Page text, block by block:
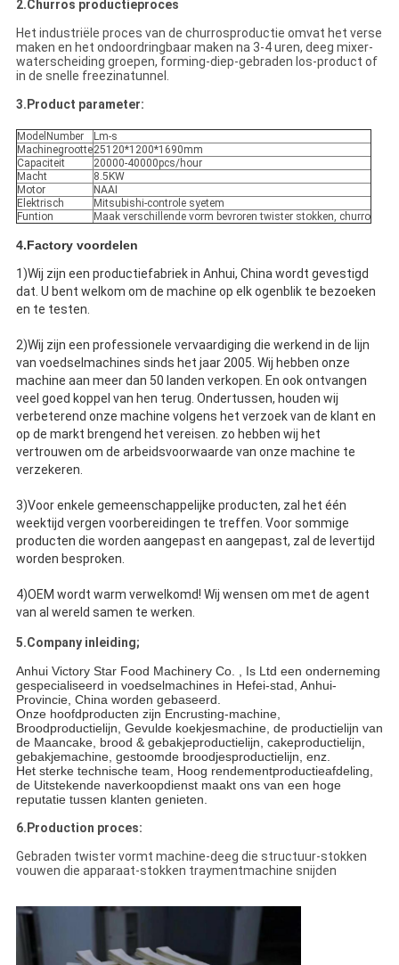
2.Churros productieproces
Het industriële proces van de churrosproductie omvat het verse
maken en het ondoordringbaar maken na 3-4 uren, deeg mixer-
waterscheiding groepen, forming-diep-gebraden los-product of
in de snelle freezinatunnel.
3.Product parameter:
ModelNumber
Lm-s
Machinegrootte25120*1200*1690mm
Capaciteit
20000-40000pcs/hour
Macht
8.5KW
Motor
NAAI
Elektrisch
Mitsubishi-controle syetem
Funtion
Maak verschillende vorm bevroren twister stokken, churro
4.Factory voordelen
1)Wij zijn een productiefabriek in Anhui, China wordt gevestigd
dat. U bent welkom om de machine op elk ogenblik te bezoeken
en te testen.
2)Wij zijn een professionele vervaardiging die werkend in de lijn
van voedselmachines sinds het jaar 2005. Wij hebben onze
machine aan meer dan 50 landen verkopen. En ook ontvangen
veel goed koppel van hen terug. Ondertussen, houden wij
verbeterend onze machine volgens het verzoek van de klant en
op de markt brengend het vereisen. zo hebben wij het
vertrouwen om de arbeidsvoorwaarde van onze machine te
verzekeren.
3)Voor enkele gemeenschappelijke producten, zal het één
weektijd vergen voorbereidingen te treffen. Voor sommige
producten die worden aangepast en aangepast, zal de levertijd
worden besproken.
4)OEM wordt warm verwelkomd! Wij wensen om met de agent
van al wereld samen te werken.
5.Company inleiding;
Anhui Victory Star Food Machinery Co. , Is Ltd een onderneming
gespecialiseerd in voedselmachines in Hefei-stad, Anhui-
Provincie, China worden gebaseerd.
Onze hoofdproducten zijn Encrusting-machine,
Broodproductielijn, Gevulde koekjesmachine, de productielijn van
de Maancake, brood & gebakjeproductielijn, cakeproductielijn,
gebakjemachine, gestoomde broodjesproductielijn, enz.
Het sterke technische team, Hoog rendementproductieafdeling,
de Uitstekende naverkoopdienst maakt ons van een hoge
reputatie tussen klanten genieten.
6.Production proces:
Gebraden twister vormt machine-deeg die structuur-stokken
vouwen die apparaat-stokken traymentmachine snijden